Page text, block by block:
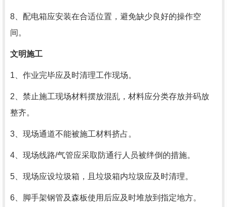
8、配电箱应安装在合适位置，避免缺少良好的操作空
间。
文明施工
1、作业完毕应及时清理工作现场。
2、禁止施工现场材料摆放混乱，材料应分类存放并码放
整齐。
3、现场通道不能被施工材料挤占。
4、现场线路/气管应采取防通行人员被绊倒的措施。
5、现场应设垃圾箱，且垃圾箱内垃圾应及时清理。
6、脚手架钢管及森板使用后应及时堆放到指定地方。